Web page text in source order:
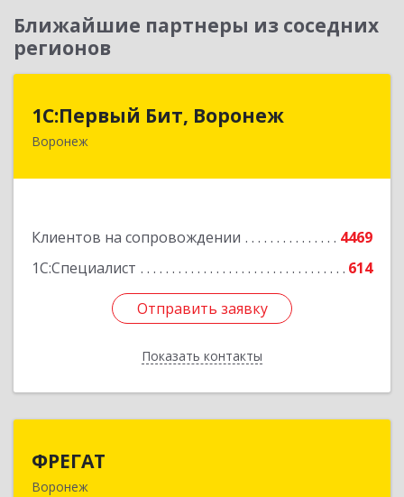
Ближайшие партнеры из соседних
регионов
1С:Первый Бит, Воронеж
Воронеж
Клиентов на сопровождении
4469
1С:Специалист
614
Отправить заявку
Показать контакты
1С:Первый Бит, Воронеж
394006, Воронежская обл, Воронеж г, 20-летия
Отправить заявку
Назад
ФРЕГАТ
Воронеж